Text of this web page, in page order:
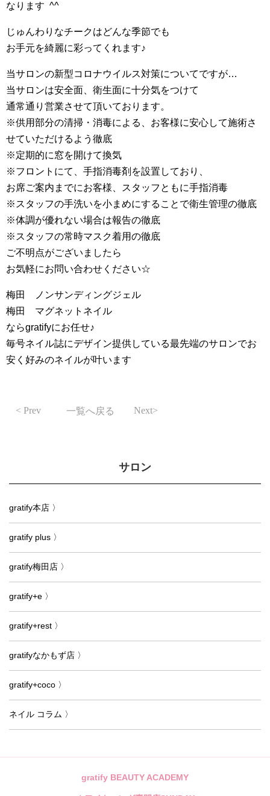
なります ^^
じゅんわりなチークはどんな季節でも
お手元を綺麗に彩ってくれます♪
当サロンの新型コロナウイルス対策についてですが…
当サロンは安全面、衛生面に十分気をつけて
通常通り営業させて頂いております。
※供用部分の清掃・消毒による、お客様に安心して施術さ
せていただけるよう徹底
※定期的に窓を開けて換気
※フロントにて、手指消毒剤を設置しており、
お席ご案内までにお客様、スタッフともに手指消毒
※スタッフの手洗いを小まめにすることで衛生管理の徹底
※体調が優れない場合は報告の徹底
※スタッフの常時マスク着用の徹底
ご不明点がございましたら
お気軽にお問い合わせください☆
梅田 ノンサンディングジェル
梅田 マグネットネイル
ならgratifyにお任せ♪
毎号ネイル誌にデザイン提供している最先端のサロンでお
安く好みのネイルが叶います
Prev 一覧へ戻る Next
サロン
gratify本店 〉
gratify plus 〉
gratify梅田店 〉
gratify+e 〉
gratify+rest 〉
gratifyなかもず店 〉
gratify+coco 〉
ネイル コラム 〉
gratify BEAUTY ACADEMY